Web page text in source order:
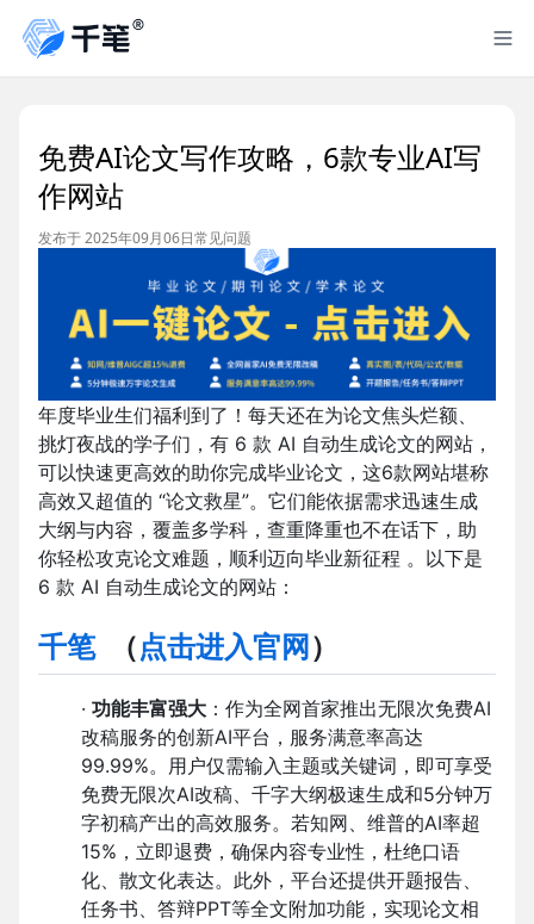
免费AI论文写作攻略，6款专业AI写
作网站
发布于 2025年09月06日常见问题
年度毕业生们福利到了！每天还在为论文焦头烂额、
挑灯夜战的学子们，有 6 款 AI 自动生成论文的网站，
可以快速更高效的助你完成毕业论文，这6款网站堪称
高效又超值的 “论文救星”。它们能依据需求迅速生成
大纲与内容，覆盖多学科，查重降重也不在话下，助
你轻松攻克论文难题，顺利迈向毕业新征程 。以下是
6 款 AI 自动生成论文的网站：
千笔（点击进入官网 ）
· 功能丰富强大 ：作为全网首家推出无限次免费AI
改稿服务的创新AI平台，服务满意率高达
99.99%。用户仅需输入主题或关键词，即可享受
免费无限次AI改稿、千字大纲极速生成和5分钟万
字初稿产出的高效服务。若知网、维普的AI率超
15%，立即退费，确保内容专业性，杜绝口语
化、散文化表达。此外，平台还提供开题报告、
任务书、答辩PPT等全文附加功能，实现论文相